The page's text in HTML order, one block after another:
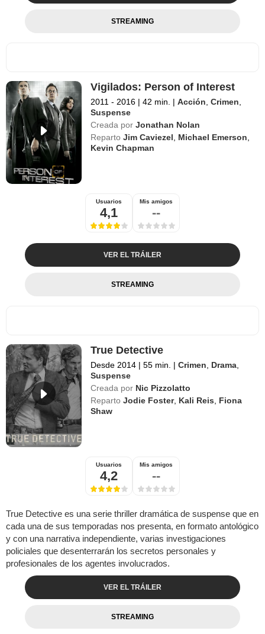
STREAMING
Vigilados: Person of Interest
2011 - 2016 | 42 min. | Acción ,Crimen
Suspense
Creada por Jonathan Nolan
Reparto Jim Caviezel Michael Emerson
Kevin Chapman
Usuarios
4,1
Mis amigos
--
VER EL TRÁILER
STREAMING
True Detective
Desde 2014 | 55 min. | Crimen Drama
Suspense
Creada por Nic Pizzolatto
Reparto Jodie Foster, Kali Reis
Fiona
Shaw
Usuarios
4,2
Mis amigos
--
True Detective es una serie thriller dramática de suspense que en
cada una de sus temporadas nos presenta, en formato antológico
y con una narrativa independiente, varias investigaciones
policiales que desenterrarán los secretos personales y
profesionales de los agentes involucrados.
VER EL TRÁILER
STREAMING